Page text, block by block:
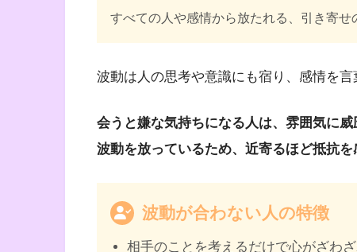
すべての人や感情から放たれる、引き寄せ
波動は人の思考や意識にも宿り、感情を言
会うと嫌な気持ちになる人は、雰囲気に
波動を放っているため、近寄るほど抵抗を
波動が合わない人の特徴
相手のことを考えるだけで心がざわ